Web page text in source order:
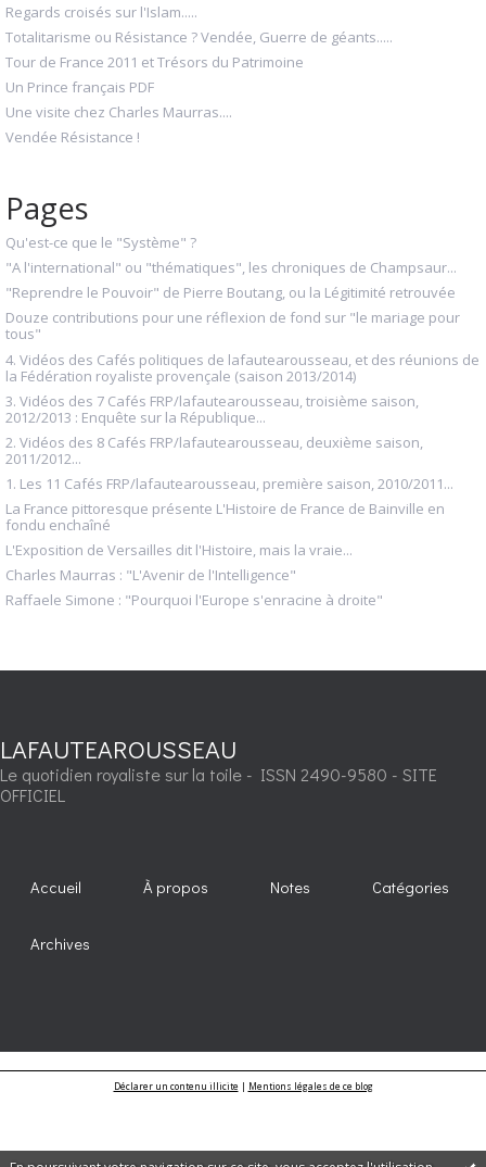
Regards croisés sur l'Islam.....
Totalitarisme ou Résistance ? Vendée, Guerre de géants.....
Tour de France 2011 et Trésors du Patrimoine
Un Prince français PDF
Une visite chez Charles Maurras....
Vendée Résistance !
Pages
Qu'est-ce que le "Système" ?
"A l'international" ou "thématiques", les chroniques de Champsaur...
"Reprendre le Pouvoir" de Pierre Boutang, ou la Légitimité retrouvée
Douze contributions pour une réflexion de fond sur "le mariage pour
tous"
4. Vidéos des Cafés politiques de lafautearousseau, et des réunions de
la Fédération royaliste provençale (saison 2013/2014)
3. Vidéos des 7 Cafés FRP/lafautearousseau, troisième saison,
2012/2013 : Enquête sur la République...
2. Vidéos des 8 Cafés FRP/lafautearousseau, deuxième saison,
2011/2012...
1. Les 11 Cafés FRP/lafautearousseau, première saison, 2010/2011...
La France pittoresque présente L'Histoire de France de Bainville en
fondu enchaîné
L'Exposition de Versailles dit l'Histoire, mais la vraie...
Charles Maurras : "L'Avenir de l'Intelligence"
Raffaele Simone : "Pourquoi l'Europe s'enracine à droite"
LAFAUTEAROUSSEAU
Le quotidien royaliste sur la toile - ISSN 2490-9580 - SITE
OFFICIEL
Accueil À propos Notes Catégories
Archives
Déclarer un contenu illicite| Mentions légales de ce blog